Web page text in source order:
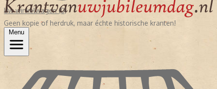
Uw winkelwagen (0)
Geen kopie of herdruk, maar échte historische kranten!
Menu